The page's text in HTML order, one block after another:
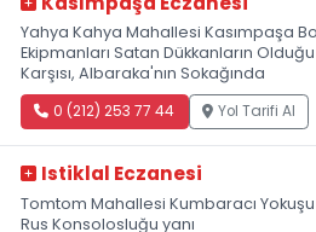
Yahya Kahya Mahallesi Kasımpaşa
Ekipmanları Satan Dükkanların
Karşısı, Albaraka'nın Sokağında
0 (212) 253 77 44 Yol Tarifi Al
Istiklal Eczanesi
Tomtom Mahallesi Kumbaracı
Rus Konsolosluğu yanı